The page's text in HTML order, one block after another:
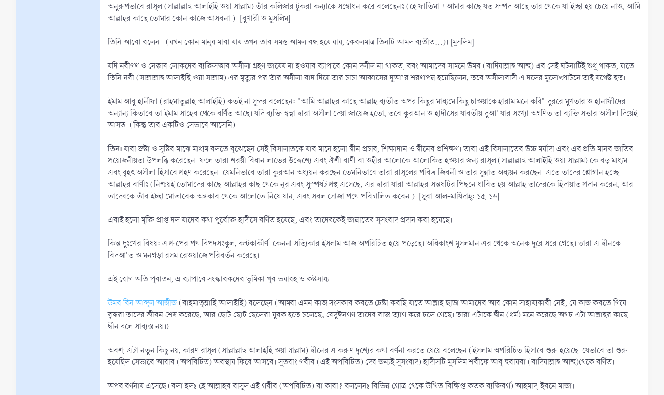
অনুরুপভাবে রাসূল (সাল্লাল্লাহু আলাইহি ওয়া সাল্লাম) তাঁর কলিজার টুকরা কন্যাকে সম্বোধন করে বলেছেনঃ (হে ফাতিমা ! আমার কাছে যত সম্পদ আছে তার থেকে যা ইচ্ছা হয় চেয়ে নাও, আমি
আল্লাহর কাছে তোমার কোন কাজে আসবনা )। [বুখারী ও মুসলিম]
তিনি আরো বলেন : (যখন কোন মানুষ মারা যায় তখন তার সমস্ত আমল বন্ধ হয়ে যায়, কেবলমাত্র তিনটি আমল ব্যতীত...)। [মুসলিম]
যদি নবীগণ ও নেক্কার লোকদের ব্যক্তিসত্তার অসীলা গ্রহণ জায়েয না হওয়ার ব্যাপারে কোন দলীল না থাকত, বরং আমাদের সামনে উমর (রাদিয়াল্লাহু আন্হু) এর সেই ঘটনাটিই শুধু থাকত, যাতে
তিনি নবী (সাল্লাল্লাহু আলাইহি ওয়া সাল্লাম) এর মৃতু্যর পর তাঁর অসীলা বাদ দিয়ে তার চাচা আব্বাসের দুআ'র শরণাপন্ন হয়েছিলেন, তবে অসীলাবাদী এ দলের মুলোৎপাটনে তাই যথেষ্ট হত।
ইমাম আবু হানীফা (রাহমাতুল্লাহ আলাইহি) কতই না সুন্দর বলেছেন: "আমি আল্লাহর কাছে আল্লাহ ব্যতীত অপর কিছুর মাধ্যমে কিছু চাওয়াকে হারাম মনে করি" দুররে মুখতার ও হানাফীদের
অন্যান্য কিতাবে তা ইমাম সাহেব থেকে বর্ণিত আছে। যদি ব্যক্তি স্বত্বা দ্বারা অসীলা দেয়া জায়েজ হতো, তবে কুরআন ও হাদীসের যাবতীয় দুআ' যার সংখ্যা অগণিত তা ব্যক্তি সত্তার অসীলা দিয়েই
আসত। (কিন্তু তার একটিও সেভাবে আসেনি)।
তিন:যারা স্রষ্টা ও সৃষ্টির মাঝে মাধ্যম বলতে বুঝেছেন সেই রিসালাতকে যার মানে হলো দ্বীন প্রচার, শিক্ষাদান ও দ্বীনের প্রশিক্ষণ। তারা এই রিসালাতের উচ্চ মর্যাদা এবং এর প্রতি মানব জাতির
প্রয়োজনীয়তা উপলব্ধি করেছেন। ফলে তারা শরয়ী বিধান লাভের উদ্দেশ্যে এবং ঐশী বাণী বা ওহীর আলোকে আলোকিত হওয়ার জন্য রাসূল (সাল্লাল্লাহু আলাইহি ওয়া সাল্লাম) কে বড় মাধ্যম
এবং বৃহৎ অসীলা হিসাবে গ্রহণ করেছেন। যেমনিভাবে তারা কুরআন অধ্যয়ন করছেন তেমনিভাবে তারা রাসূলের পবিত্র জিবনী ও তার সুন্নাত অধ্যয়ন করছেন। এতে তাদের শ্লোগান হচ্ছে
আল্লাহর বাণীঃ (নিশ্চয়ই তোমাদের কাছে আল্লাহর কাছ থেকে নূর এবং সুস্পষট গ্রন্থ এসেছে, এর দ্বারা যারা আল্লাহর সন্তুষটির পিছনে ধাবিত হয় আল্লাহ তাদেরকে হিদায়াত প্রদান করেন, আর
তাদেরকে তাঁর ইচ্ছা মোতাবেক অন্ধকার থেকে আলোতে নিয়ে যান, এবং সরল সোজা পথে পরিচালিত করেন )। [সূরা আল-মায়িদাহ্: ১৫, ১৬]
এরাই হলো মুক্তি প্রাপ্ত দল যাদের কথা পূর্বোক্ত হাদীসে বর্ণিত হয়েছে, এবং তাদেরকেই জান্নাতের সুসংবাদ প্রদান করা হয়েছে।
কিন্তু দুঃখের বিষয়: এ গ্রুপের পথ বিপদসংকুল, কন্টকাকীর্ণ। কেননা সত্যিকার ইসলাম আজ অপরিচিত হয়ে পড়েছে। অধিকাংশ মুসলমান এর থেকে অনেক দুরে সরে গেছে। তারা এ দ্বীনকে
বিদআ'ত ও মনগড়া রসম রেওয়াজে পরিবর্তন করেছে।
এই রোগ অতি পুরাতন, এ ব্যাপারে সংস্কারকদের ভুমিকা খুব ভয়াবহ ও কষ্টসাধ্য।
উমর বিন আব্দুল আজীজ(রাহমাতুল্লাহি আলাইহি) বলেছেন (আমরা এমন কাজ সংসকার করতে চেষ্টা করছি যাতে আল্লাহ ছাড়া আমাদের আর কোন সাহায্যকারী নেই, যে কাজ করতে গিয়ে
বৃদ্ধরা তাদের জীবন শেষ করেছে, আর ছোট ছোট ছেলেরা যুবক হতে চলেছে, বেদুঈনগণ তাদের বাস্তু ত্যাগ করে চলে গেছে। তারা এটাকে দ্বীন (ধর্ম) মনে করেছে অথচ এটা আল্লাহর কাছে
দ্বীন বলে সাব্যস্ত নয়।)
অবশ্য এটা নতুন কিছু নয়, কারণ রাসূল (সাল্লাল্লাহু আলাইহি ওয়া সাল্লাম) দ্বীনের এ করুণ দৃশ্যের কথা বর্ণনা করতে যেয়ে বলেছেন (ইসলাম অপরিচিত হিসাবে শুরু হয়েছে। যেভাবে তা শুরু
হয়েছিল সেভাবে আবার (অপরিচিত) অবস্থায় ফিরে আসবে। সুতরাং গরীব (এই অপরিচিত) দের জন্যই সুসংবাদ) হাদীসটি মুসলিম শরীফে আবু হুরায়রা (রাদিয়াল্লাহু আন্হু)থেকে বর্ণিত।
অপর বর্ণনায় এসেছে (বলা হলঃ হে আল্লাহর রাসূল এই গরীব (অপরিচিত) রা কারা? বললেনঃ বিভিন্ন গোত্র থেকে উত্থিত বিক্ষিপ্ত কতক ব্যক্তিবর্গ) আহমাদ, ইবনে মাজা।